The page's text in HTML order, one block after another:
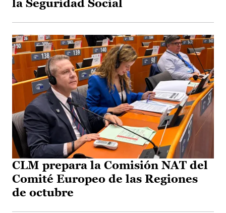
la Seguridad Social
CLM prepara la Comisión NAT del
Comité Europeo de las Regiones
de octubre